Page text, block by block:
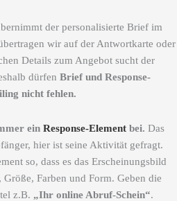
der personalisierte Brief im
wir auf der Antwortkarte oder
Details zum Angebot sucht der
dürfen Brief und Response-
nicht fehlen.
ein Response-Element bei. Das
hier ist seine Aktivität gefragt.
so, dass es das Erscheinungsbild
Farben und Form. Geben die
z.B. „Ihr online Abruf-Schein“.